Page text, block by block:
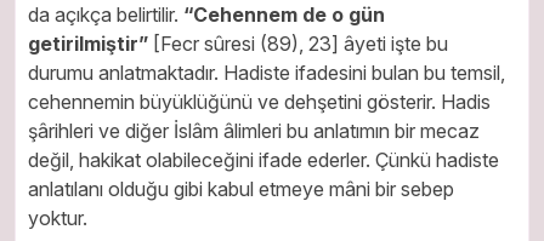
da açıkça belirtilir. “Cehennem de o gün
getirilmiştir” [Fecr sûresi (89), 23] âyeti işte bu
durumu anlatmaktadır. Hadiste ifadesini bulan bu temsil,
cehennemin büyüklüğünü ve dehşetini gösterir. Hadis
şârihleri ve diğer İslâm âlimleri bu anlatımın bir mecaz
değil, hakikat olabileceğini ifade ederler. Çünkü hadiste
anlatılanı olduğu gibi kabul etmeye mâni bir sebep
yoktur.